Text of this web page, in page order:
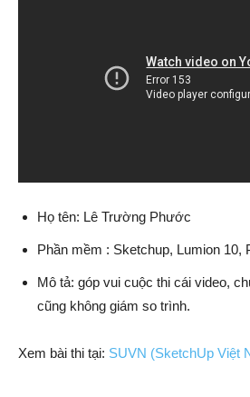
Họ tên: Lê Trường Phước
Phần mềm : Sketchup, Lumion 10,
Mô tả: góp vui cuộc thi cái video,
cũng không giám so trình.
Xem bài thi tại: SUVN (SketchUp Việt